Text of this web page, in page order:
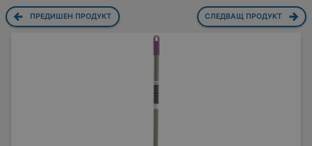
ПРЕДИШЕН ПРОДУКТ СЛЕДВАЩ ПРОДУКТ